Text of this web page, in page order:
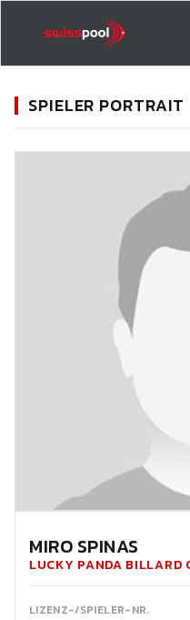
SPIELER PORTRAIT
MIRO SPINAS
LUCKY PANDA BILLARD
LIZENZ-/SPIELER-NR.